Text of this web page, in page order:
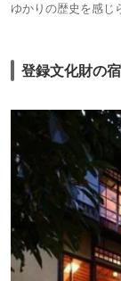
ゆかりの歴史を感じ
登録文化財の